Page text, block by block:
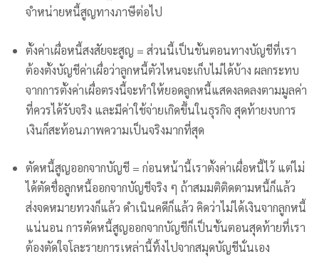
จำหน่ายหนี้สูญทางภาษีต่อไป
ตั้งค่าเผื่อหนี้สงสัยจะสูญ = ส่วนนี้เป็นขั้นตอนทางบัญชีที่เรา
ต้องตั้งบัญชีค่าเผื่อว่าลูกหนี้ตัวไหนจะเก็บไม่ได้บ้าง ผลกระทบ
จากการตั้งค่าเผื่อตรงนี้จะทำให้ยอดลูกหนี้แสดงลดลงตามมูลค่า
ที่ควรได้รับจริง และมีค่าใช้จ่ายเกิดขึ้นในธุรกิจ สุดท้ายงบการ
เงินก็สะท้อนภาพความเป็นจริงมากที่สุด
ตัดหนี้สูญออกจากบัญชี = ก่อนหน้านี้เราตั้งค่าเผื่อหนี้ไว้ แต่ไม่
ได้ตัดชื่อลูกหนี้ออกจากบัญชีจริง ๆ ถ้าสมมติติดตามหนี้ก็แล้ว
ส่งจดหมายทวงก็แล้ว ดำเนินคดีก็แล้ว คิดว่าไม่ได้เงินจากลูกหนี้
แน่นอน การตัดหนี้สูญออกจากบัญชีก็เป็นขั้นตอนสุดท้ายที่เรา
ต้องตัดใจโละรายการเหล่านี้ทิ้งไปจากสมุดบัญชีนั่นเอง